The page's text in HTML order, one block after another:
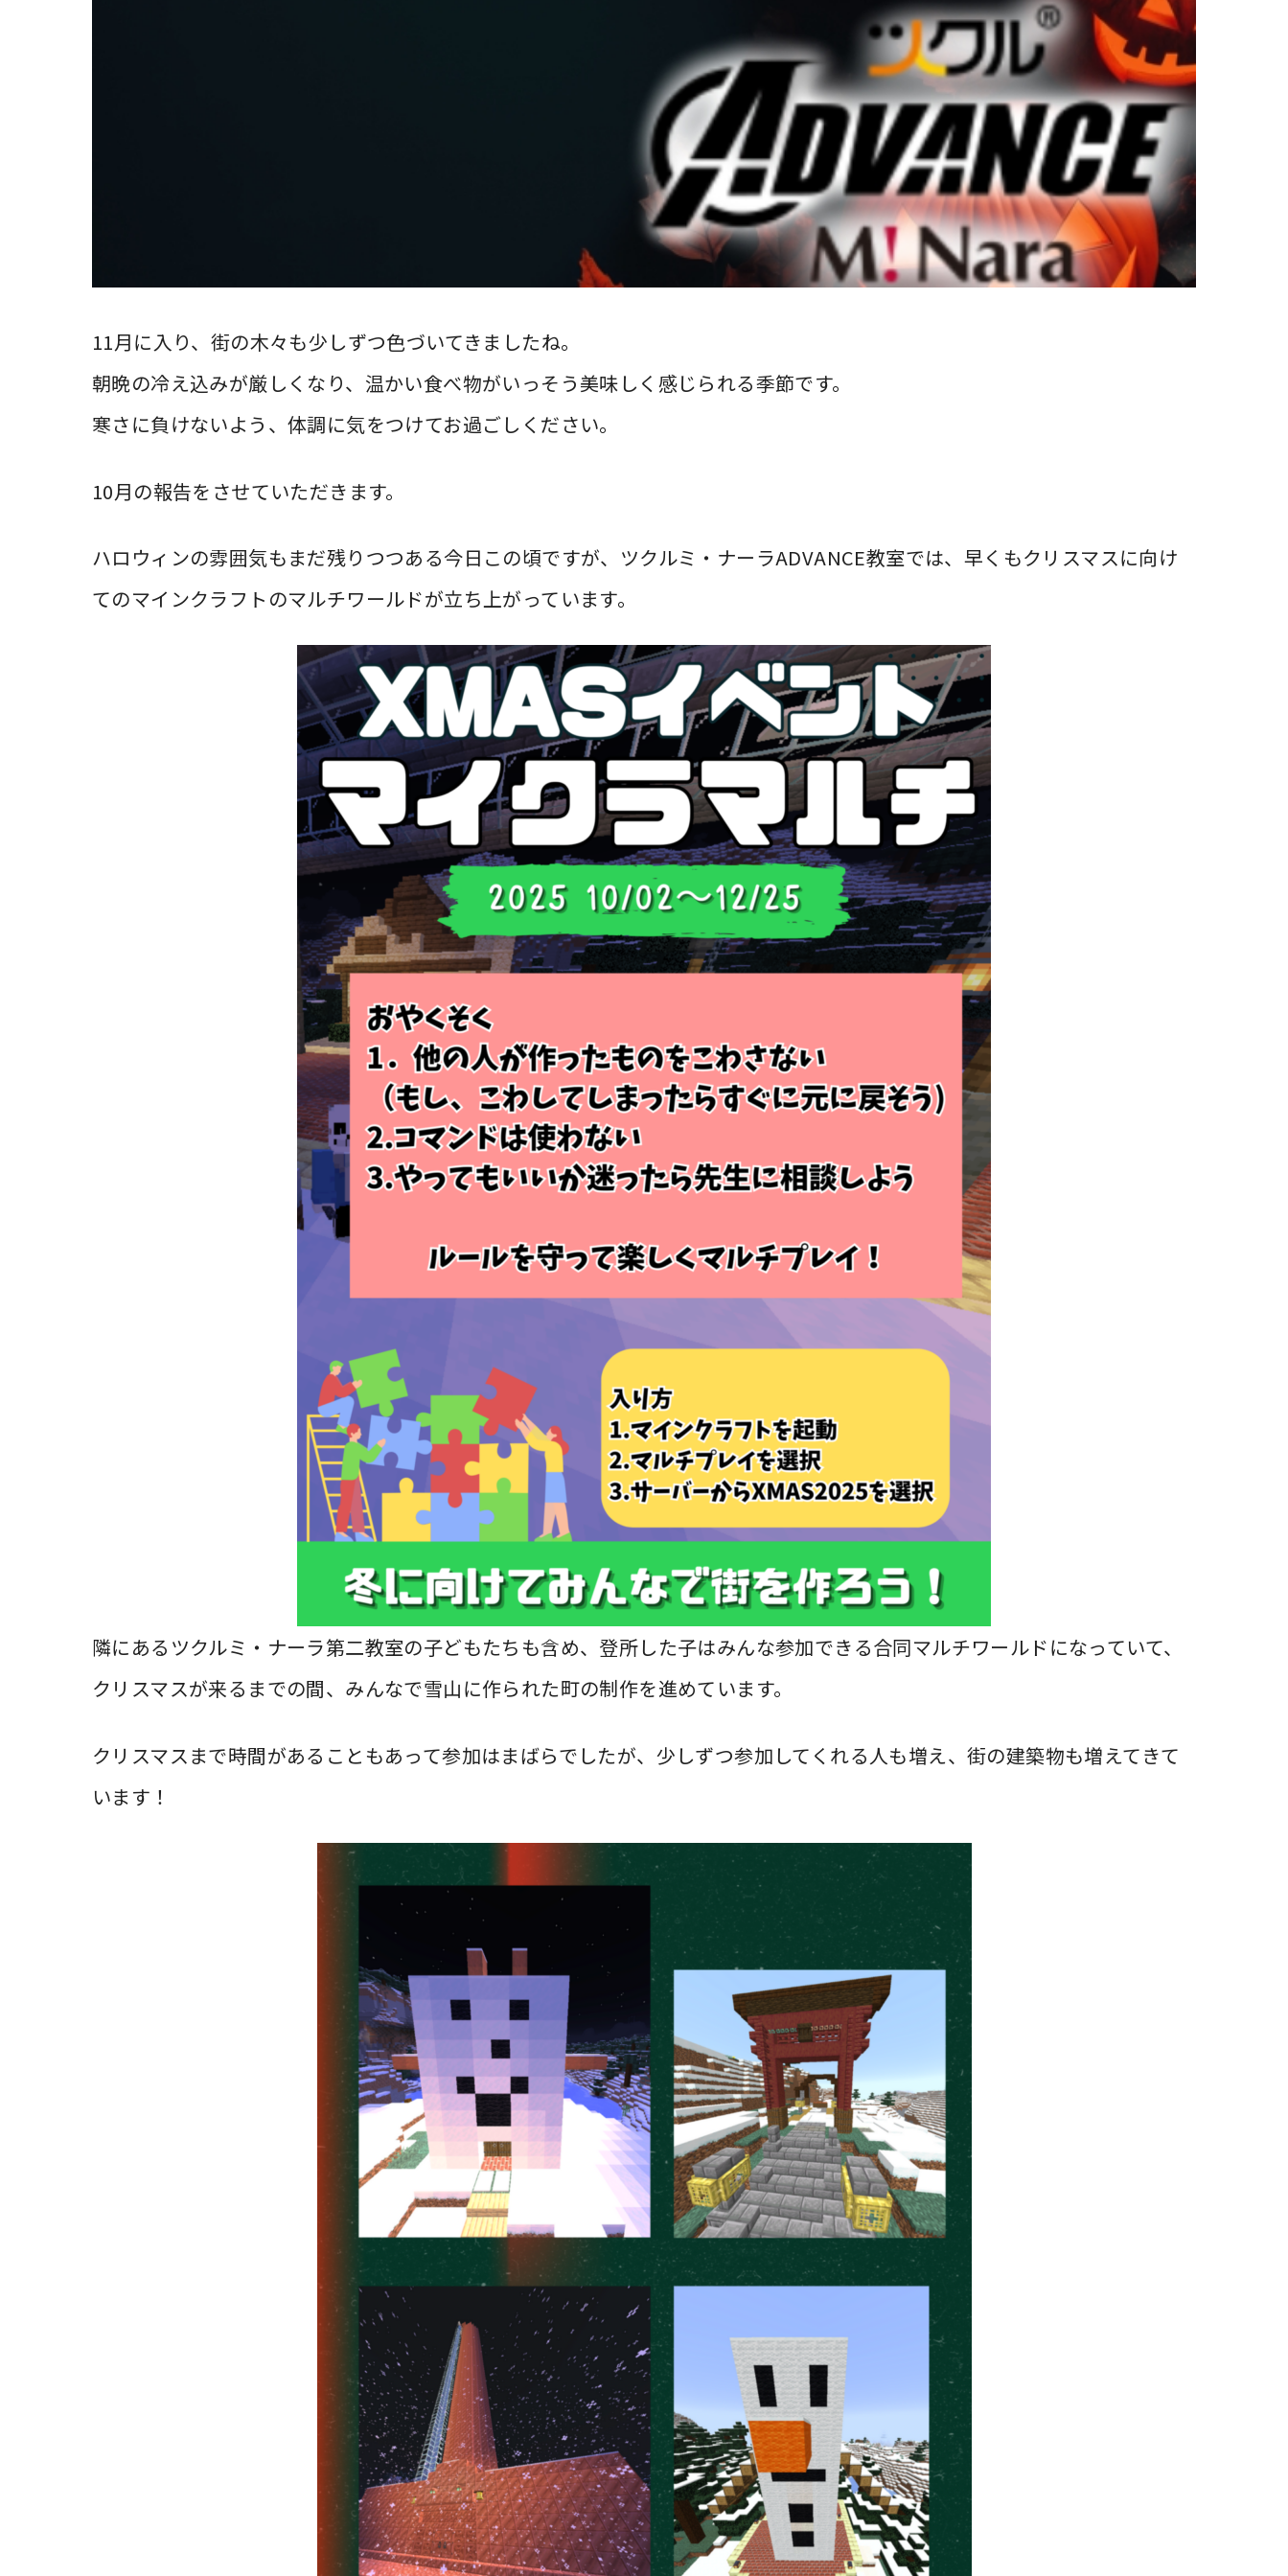
11月に入り、街の木々も少しずつ色づいてきましたね。
朝晩の冷え込みが厳しくなり、温かい食べ物がいっそう美味しく感じられる季節です。
寒さに負けないよう、体調に気をつけてお過ごしください。
10月の報告をさせていただきます。
ハロウィンの雰囲気もまだ残りつつある今日この頃ですが、ツクルミ・ナーラADVANCE教室では、早くもクリスマスに向け
てのマインクラフトのマルチワールドが立ち上がっています。
隣にあるツクルミ・ナーラ第二教室の子どもたちも含め、登所した子はみんな参加できる合同マルチワールドになっていて、
クリスマスが来るまでの間、みんなで雪山に作られた町の制作を進めています。
クリスマスまで時間があることもあって参加はまばらでしたが、少しずつ参加してくれる人も増え、街の建築物も増えてきて
います！